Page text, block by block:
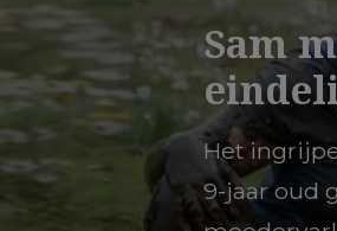
Sam
Het
9-jaar oud